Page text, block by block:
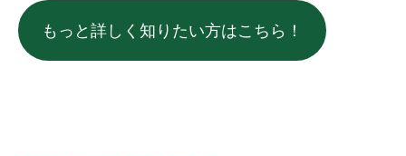
もっと詳しく知りたい方はこちら！